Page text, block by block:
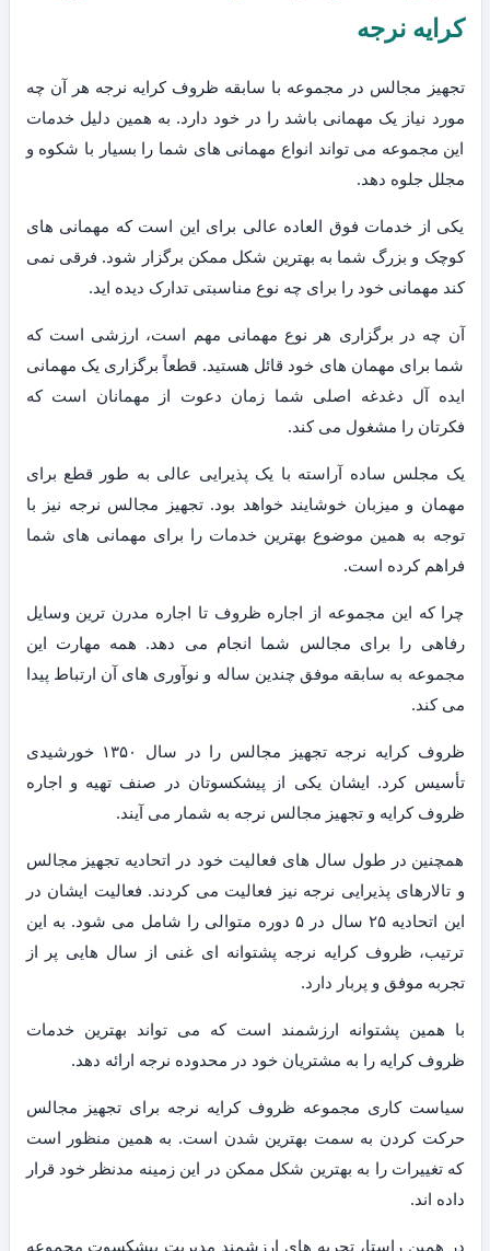
کرایه نرجه
تجهیز مجالس در مجموعه با سابقه ظروف کرایه نرجه هر آن چه
مورد نیاز یک مهمانی باشد را در خود دارد. به همین دلیل خدمات
این مجموعه می تواند انواع مهمانی های شما را بسیار با شکوه و
مجلل جلوه دهد.
یکی از خدمات فوق العاده عالی برای این است که مهمانی های
کوچک و بزرگ شما به بهترین شکل ممکن برگزار شود. فرقی نمی
کند مهمانی خود را برای چه نوع مناسبتی تدارک دیده اید.
آن چه در برگزاری هر نوع مهمانی مهم است، ارزشی است که
شما برای مهمان های خود قائل هستید. قطعاً برگزاری یک مهمانی
ایده آل دغدغه اصلی شما زمان دعوت از مهمانان است که
فکرتان را مشغول می کند.
یک مجلس ساده آراسته با یک پذیرایی عالی به طور قطع برای
مهمان و میزبان خوشایند خواهد بود. تجهیز مجالس نرجه نیز با
توجه به همین موضوع بهترین خدمات را برای مهمانی های شما
فراهم کرده است.
چرا که این مجموعه از اجاره ظروف تا اجاره مدرن ترین وسایل
رفاهی را برای مجالس شما انجام می دهد. همه مهارت این
مجموعه به سابقه موفق چندین ساله و نوآوری های آن ارتباط پیدا
می کند.
ظروف کرایه نرجه تجهیز مجالس را در سال ۱۳۵۰ خورشیدی
تأسیس کرد. ایشان یکی از پیشکسوتان در صنف تهیه و اجاره
ظروف کرایه و تجهیز مجالس نرجه به شمار می آیند.
همچنین در طول سال های فعالیت خود در اتحادیه تجهیز مجالس
و تالارهای پذیرایی نرجه نیز فعالیت می کردند. فعالیت ایشان در
این اتحادیه ۲۵ سال در ۵ دوره متوالی را شامل می شود. به این
ترتیب، ظروف کرایه نرجه پشتوانه ای غنی از سال هایی پر از
تجربه موفق و پربار دارد.
با همین پشتوانه ارزشمند است که می تواند بهترین خدمات
ظروف کرایه را به مشتریان خود در محدوده نرجه ارائه دهد.
سیاست کاری مجموعه ظروف کرایه نرجه برای تجهیز مجالس
حرکت کردن به سمت بهترین شدن است. به همین منظور است
که تغییرات را به بهترین شکل ممکن در این زمینه مدنظر خود قرار
داده اند.
در همین راستا، تجربه های ارزشمند مدیریت پیشکسوت مجموعه